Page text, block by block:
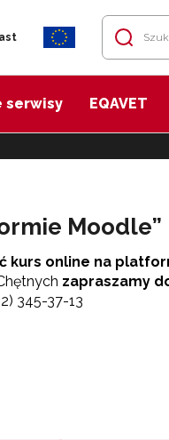
serwisy EQAVET
Moodle”
kurs online na
zapraszamy
345-37-13